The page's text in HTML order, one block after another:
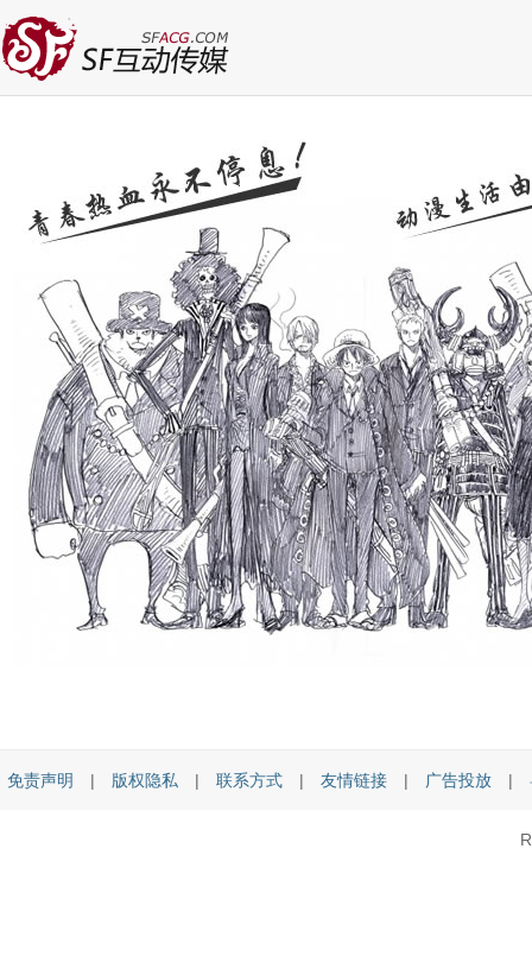
免责声明 | 版权隐私 | 联系方式 | 友情链接 | 广告投放 |